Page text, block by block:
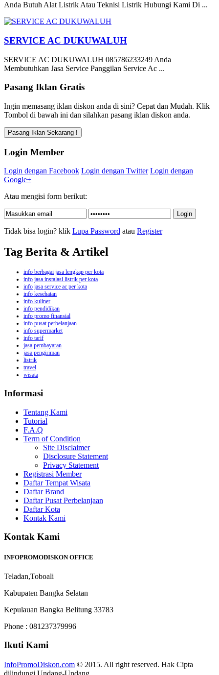
Anda Butuh Alat Listrik Atau Teknisi Listrik Hubungi Kami Di ...
SERVICE AC DUKUWALUH
SERVICE AC DUKUWALUH 085786233249 Anda
Membutuhkan Jasa Service Panggilan Service Ac ...
Pasang Iklan Gratis
Ingin memasang iklan diskon anda di sini? Cepat dan Mudah. Klik
Tombol di bawah ini dan silahkan pasang iklan diskon anda.
Login Member
Login dengan Facebook Login dengan Twitter Login dengan
Google+
Atau mengisi form berikut:
Tidak bisa login? klik Lupa Password atau Register
Tag Berita & Artikel
info berbagai jasa lengkap per kota
info jasa instalasi listrik per kota
info jasa service ac per kota
info kesehatan
info kuliner
info pendidikan
info promo finansial
info pusat perbelanjaan
info supermarket
info tarif
jasa pembayaran
jasa pengiriman
listrik
travel
wisata
Informasi
Tentang Kami
Tutorial
F.A.Q
Term of Condition
Site Disclaimer
Disclosure Statement
Privacy Statement
Registrasi Member
Daftar Tempat Wisata
Daftar Brand
Daftar Pusat Perbelanjaan
Daftar Kota
Kontak Kami
Kontak Kami
INFOPROMODISKON OFFICE
Teladan,Toboali
Kabupaten Bangka Selatan
Kepulauan Bangka Belitung 33783
Phone : 081237379996
Ikuti Kami
InfoPromoDiskon.com © 2015. All right reserved. Hak Cipta